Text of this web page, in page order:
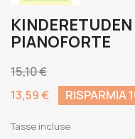
PIANOFORTE
15,10 €
13,59 €
RISPARMIA
Tasse incluse